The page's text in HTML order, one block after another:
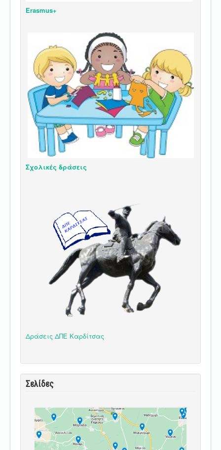
Erasmus+
Σχολικές δράσεις
Δράσεις ΔΠΕ Καρδίτσας
Σελίδες